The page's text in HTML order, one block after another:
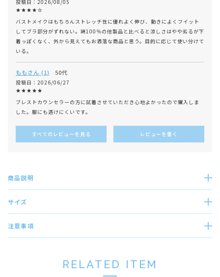
投稿日 2026/08/05
バストメイクはもちろんストレッチ性に優れよく伸び、動きによくフイット
してブラ部分がずれない。綿100％の他製品と比べると涼しさはやや劣るが下
着っぽくなく、外から見えてもお洒落な商品と思う。目的に応じて使い分けて
いる。
もも 1 50代
投稿日 2026/06/27
ブレストカウンセラーの方に試着させていただき心地よかったので購入しま
した。服にも透けにくいです。
すべてのレビューを見る レビューを書く
商品説明
サイズ
注意事項
RELATED ITEM